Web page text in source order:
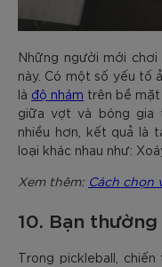
Những người mới
này. Có một số yếu tố
là độ nhám trên bề
giữa vợt và bóng gia
nhiều hơn, kết quả là
loại khác nhau như:
Xem thêm: Cách chọn
10. Bạn
Trong pickleball,